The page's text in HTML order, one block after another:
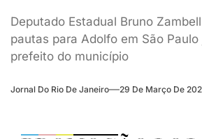
Deputado Estadual Bruno
pautas para Adolfo em São
prefeito do município
Jornal Do Rio De Janeiro 29 De Março De